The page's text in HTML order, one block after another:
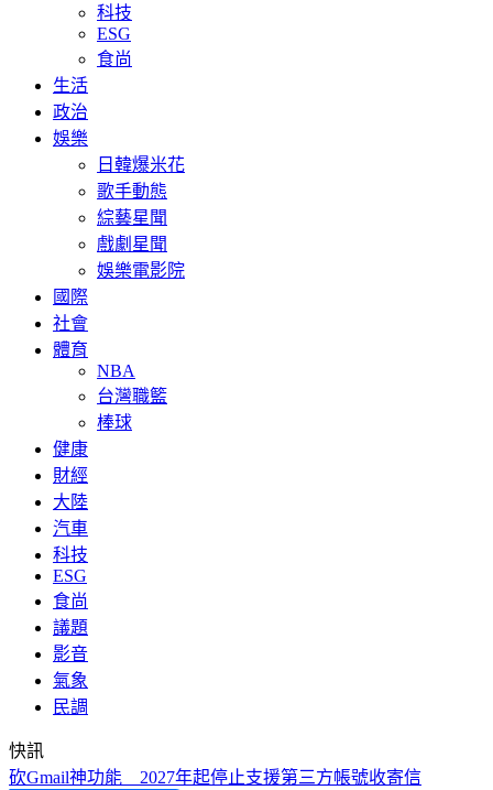
科技
ESG
食尚
生活
政治
娛樂
日韓爆米花
歌手動態
綜藝星聞
戲劇星聞
娛樂電影院
國際
社會
體育
NBA
台灣職籃
棒球
健康
財經
大陸
汽車
科技
ESG
食尚
議題
影音
氣象
民調
快訊
砍Gmail神功能 2027年起停止支援第三方帳號收寄信